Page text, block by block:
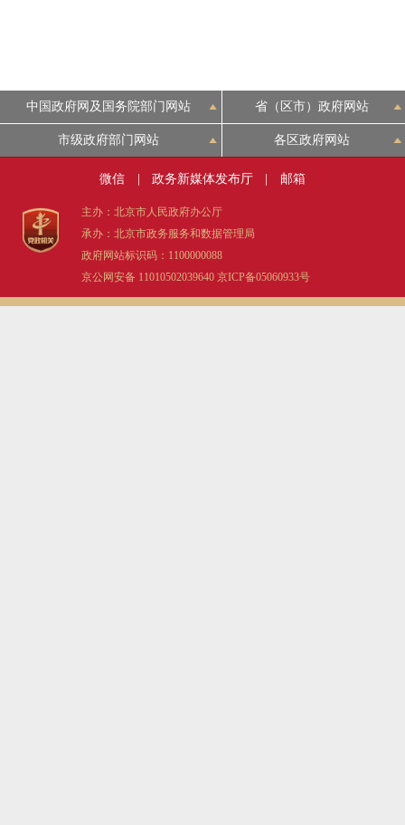
中国政府网及国务院部门网站 省（区市）政府网站
市级政府部门网站 各区政府网站
微信 政务新媒体发布厅 邮箱
主办：北京市人民政府办公厅
承办：北京市政务服务和数据管理局
政府网站标识码：1100000088
京公网安备 11010502039640 京ICP备05060933号